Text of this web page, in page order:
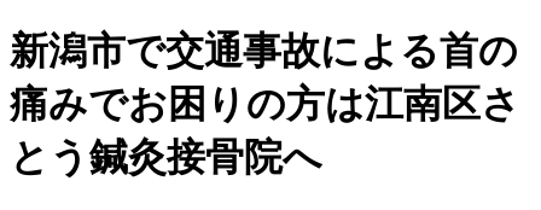
新潟市で交通事故による首の
痛みでお困りの方は江南区さ
とう鍼灸接骨院へ